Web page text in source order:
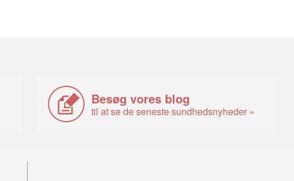
Besøg vores blog
til at se de seneste sundhedsnyheder »